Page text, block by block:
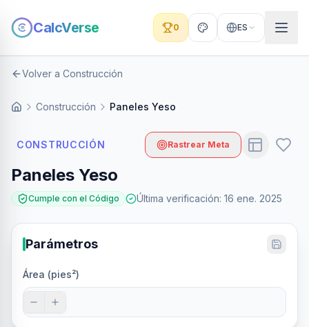
CalcVerse 0 ES
Volver a Construcción
Construcción Paneles Yeso
CONSTRUCCIÓN Rastrear Meta
Paneles Yeso
Cumple con el Código Última verificación: 16 ene. 2025
Parámetros
Área (pies²)